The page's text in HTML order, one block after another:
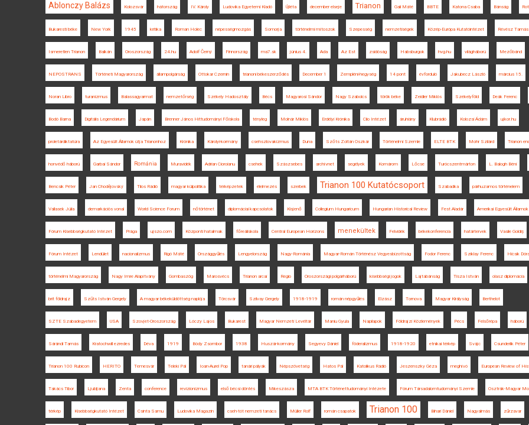
Ablonczy Balázs Kolozsvár hátország IV. Károly Ludovika Egyetemi Kiadó Újléta december elseje Trianon Gali Máté BBTE Katona Csaba Bánság
Bukaresti béke New York 1945 kritika Roman Holec népességmozgás Somorja történelmi mítoszok Szepesség nemzetiségek Közép-Európa Kutatóintézet Révész Tamás
Ismeretlen Trianon Balkán Oroszország 24.hu Adolf Černý Finnország ma7.sk június 4. Ada Az Est zsidóság Habsburgok hvg.hu világháború Mezőbánd
NEPOSTRANS Történeti Magyarország állampolgárság Ottokar Czernin trianoni békeszerződés December 1 Zempléni-hegység 14 pont évforduló Jakubecz László március 15.
Noran Libro turanizmus Balassagyarmat nemzetőrség Székely Hadosztály Bécs Magyarosi Sándor Nagy Szabolcs török béke Zeidler Miklós Székelyföld Deák Ferenc
Bodó Barna Digitális Legendárium Japán Brenner János Hittudományi Főiskola tényleg Molnár Miklós Erdélyi Krónika Clio Intézet áruhiány Klubrádió Kolozsi Ádám ujkor.hu
proletárdiktatúra Az Egyesült Államok útja Trianonhoz Krónika Károlyi-kormány csehszlovakizmus Duna Szőts Zoltán Oszkár Történelmi Szemle ELTE BTK Mohr Szilárd Trianon
honvédő háború Garbai Sándor Románia Muravidék Adrian Cioroianu csehek Szászsebes archívnet segélyek Komárom Lőcse Turócszentmárton L. Balogh Béni
Bencsik Péter Jan Chodějovský Tilos Rádió magyar külpolitika térképzetek élelmezés szerbek Trianon 100 Kutatócsoport Szabadka párhuzamos történelem
Vallasek Júlia demarkációs vonal World Science Forum nőtörténet diplomáciai kapcsolatok Kisjenő Collegium Hungaricum Hungarian Historical Review Fest Aladár Amerikai Egyesült Államok
Fórum Kisebbségkutató Intézet Prága ujszo.com Központi hatalmak főreáliskola Central European Horizons menekültek Felvidék békekonferencia határtervek Vasile Goldiș
Fórum Intézet Lendület nacionalizmus Rigó Máté Országgyűlés Lengyelország Nagy-Románia Magyar-Román Történész Vegyesbizottság Fodor Ferenc Sziklay Ferenc Hicsik Dóra
történelmi Magyarország Nagy Imre Alapítvány Gombaszög Marosvécs Trianon arcai Regio Oroszországi polgárháború kisebbségi jogok Lajtabánság Tisza István olasz diplomácia
brit földrajz Szűts István Gergely A magyar békeküldöttség naplója Törcsvár Szilvay Gergely 1918-1919 román népgyűlés Elzász Tornova Magyar Királyság Berthelot
SZTE Szabadegyetem USA Szovjet-Oroszország Lóczy Lajos Bukarest Magyar Nemzeti Levéltár Maniu Gyula Napilapok Földrajzi Közlemények Pécs Felsőrépa háború
Sárándi Tamás Kratochwill ezredes Déva 1919 Bódy Zsombor 1938 Huszár-kormány Segyevy Dániel föderalizmus 1918-1920 etnikai térkép Svájc Csunderlik Péter
Trianon 100 Rubicon HERITO Temesvár Teleki Pál Ioan-Aurel Pop tanári pályák Népszövetség Hatos Pál Katolikus Rádió Jeszenszky Géza meghívó European Review of
Takács Tibor Ljubljana Zenta conference revizionizmus első bécsi döntés Mikeszásza MTA BTK Történettudományi Intézete Fórum Társadalomtudományi Szemle Osztrák-Magyar
térkép Kisebbségkutató Intézet Csinta Samu Ludovika Magazin cseh-tót nemzeti tanács Müller Rolf román csapatok Trianon 100 Bihari Dániel Nagyalmás zűrzavar